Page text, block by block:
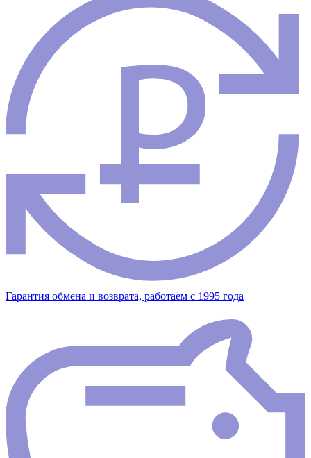
Гарантия обмена и возврата, работаем с 1995 года